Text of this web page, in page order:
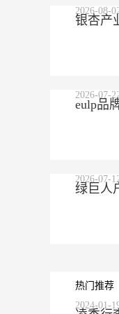
银杏产
2026-08-
eulp品
2026-07-
绿巨人
2026-07-
热门推荐
2024-01-